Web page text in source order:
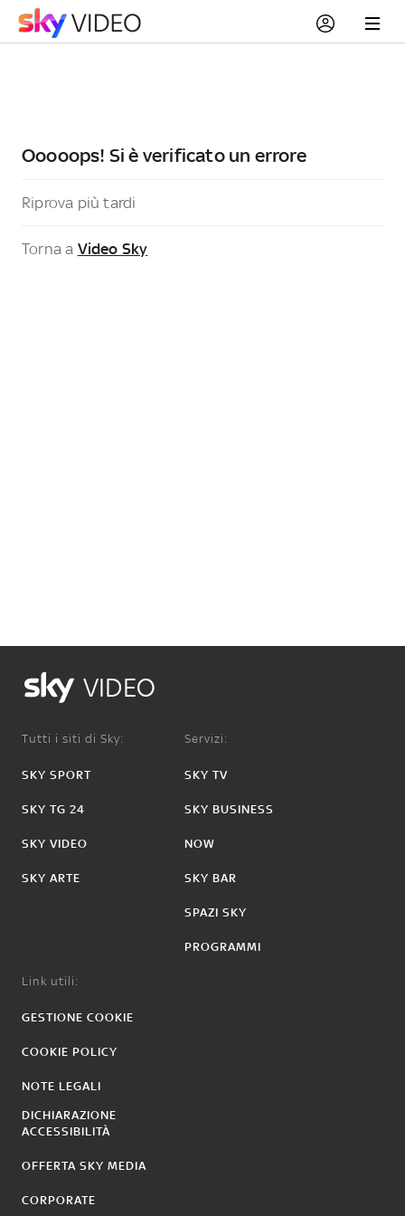
Ooooops! Si è verificato un errore
Riprova più tardi
Torna a Video Sky
VIDEO
Tutti i siti di Sky:
SKY SPORT
SKY TG 24
SKY VIDEO
SKY ARTE
Servizi:
SKY TV
SKY BUSINESS
NOW
SKY BAR
SPAZI SKY
PROGRAMMI
Link utili:
GESTIONE COOKIE
COOKIE POLICY
NOTE LEGALI
DICHIARAZIONE
ACCESSIBILITÀ
OFFERTA SKY MEDIA
CORPORATE